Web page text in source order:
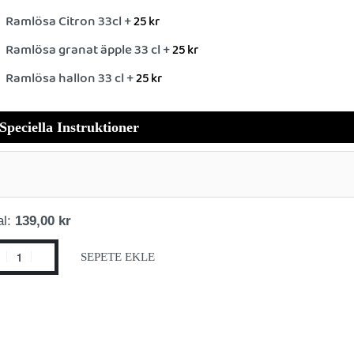
Ramlösa Citron 33cl +25kr
Ramlösa granat äpple 33 cl +25kr
Ramlösa hallon 33 cl +25kr
Speciella Instruktioner
139,00 kr
SEPETE EKLE